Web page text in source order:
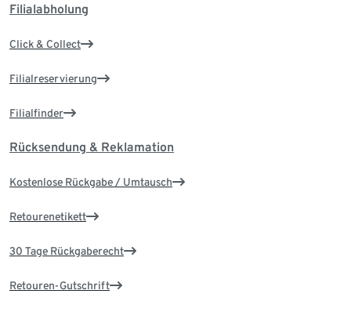
Filialabholung
Click & Collect
Filialreservierung
Filialfinder
Rücksendung & Reklamation
Kostenlose Rückgabe / Umtausch
Retourenetikett
30 Tage Rückgaberecht
Retouren-Gutschrift